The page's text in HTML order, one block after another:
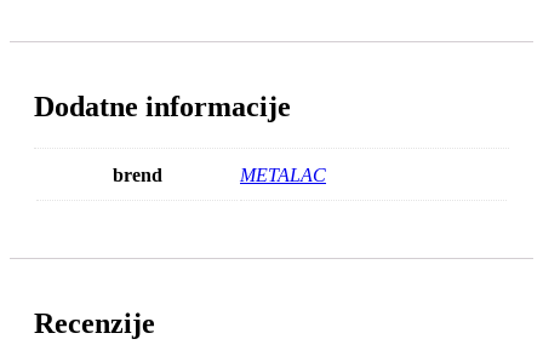
Dodatne informacije
brend METALAC
Recenzije